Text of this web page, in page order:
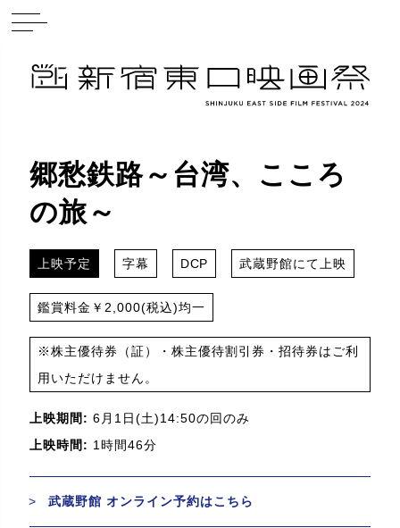
郷愁鉄路～台湾、こころ
の旅～
上映予定 字幕 DCP 武蔵野館にて上映
鑑賞料金￥2,000(税込)均一
※株主優待券（証）・株主優待割引券・招待券はご利
用いただけません。
上映期間: 6月1日(土)14:50の回のみ
上映時間: 1時間46分
武蔵野館 オンライン予約はこちら